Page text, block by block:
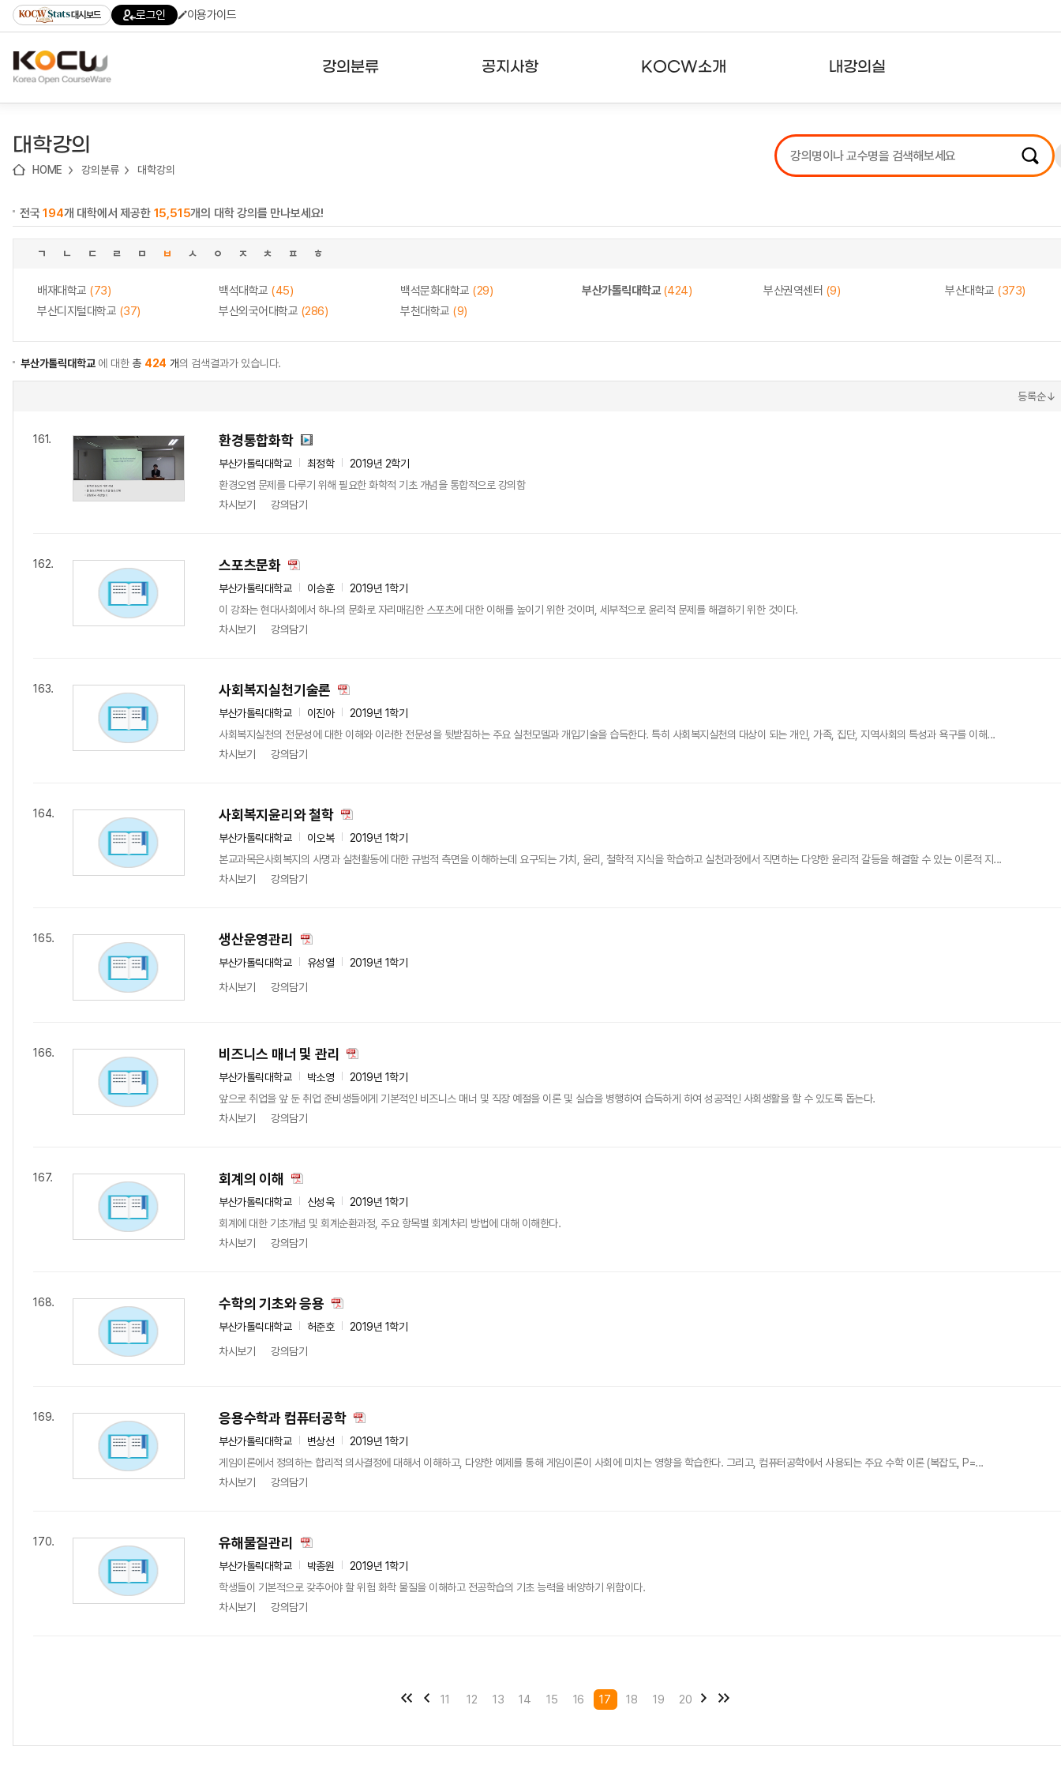
기
기
기
content)
가
대시보드 로그인 이용가이드
강의분류 공지사항 KOCW소개 내강의실
강의리스트
수강확인증강의
대학강의
HOME 강의분류 대학강의
전국194개 대학에서 제공한 15,515개의 대학 강의를 만나보세요!
ㄱ ㄴ ㄷ ㄹ ㅁ ㅂ ㅅ ㅇ ㅈ ㅊ ㅍ ㅎ
배재대학교 (73) 백석대학교 (45) 백석문화대학교 (29) 부산가톨릭대학교(424) 부산권역센터 (9) 부산대학교 (373)
부산디지털대학교 (37) 부산외국어대학교 (286) 부천대학교 (9)
부산가톨릭대학교에 대한총 424 개의 검색결과가 있습니다.
등록순↓
161. 환경통합화학
부산가톨릭대학교 최정학
2019년 2학기
환경오염 문제를 다루기 위해 필요한 화학적 기초 개념을 통합적으로 강의함
차시보기
강의담기
162. 스포츠문화
부산가톨릭대학교 이승훈
2019년 1학기
이 강좌는 현대사회에서 하나의 문화로 자리매김한 스포츠에 대한 이해를 높이기 위한 것이며, 세부적으로 윤리적 문제를 해결하기 위한 것이다.
차시보기
강의담기
163. 사회복지실천기술론
부산가톨릭대학교 이진아
2019년 1학기
사회복지실천의 전문성에 대한 이해와 이러한 전문성을 뒷받침하는 주요 실천모델과 개입기술을 습득한다. 특히 사회복지실천의 대상이 되는 개인, 가족, 집단, 지역사회의 특성과 욕구를 이해...
차시보기
강의담기
164. 사회복지윤리와 철학
부산가톨릭대학교 이오복
2019년 1학기
본교과목은사회복지의 사명과 실천활동에 대한 규범적 측면을 이해하는데 요구되는 가치, 윤리, 철학적 지식을 학습하고 실천과정에서 직면하는 다양한 윤리적 갈등을 해결할 수 있는 이론적 지...
차시보기
강의담기
165. 생산운영관리
부산가톨릭대학교 유성열
2019년 1학기
차시보기
강의담기
166. 비즈니스 매너 및 관리
부산가톨릭대학교 박소영
2019년 1학기
앞으로 취업을 앞 둔 취업 준비생들에게 기본적인 비즈니스 매너 및 직장 예절을 이론 및 실습을 병행하여 습득하게 하여 성공적인 사회생활을 할 수 있도록 돕는다.
차시보기
강의담기
167. 회계의 이해
부산가톨릭대학교 신성욱
2019년 1학기
회계에 대한 기초개념 및 회계순환과정, 주요 항목별 회계처리 방법에 대해 이해한다.
차시보기
강의담기
168. 수학의 기초와 응용
부산가톨릭대학교 허준호
2019년 1학기
차시보기
강의담기
169. 응용수학과 컴퓨터공학
부산가톨릭대학교 변상선
2019년 1학기
게임이론에서 정의하는 합리적 의사결정에 대해서 이해하고, 다양한 예제를 통해 게임이론이 사회에 미치는 영향을 학습한다. 그리고, 컴퓨터공학에서 사용되는 주요 수학 이론 (복잡도, P=...
차시보기
강의담기
170. 유해물질관리
부산가톨릭대학교 박종원
2019년 1학기
학생들이 기본적으로 갖추어야 할 위험 화학 물질을 이해하고 전공학습의 기초 능력을 배양하기 위함이다.
차시보기
강의담기
11 12 13 14 15 16 17 18 19 20